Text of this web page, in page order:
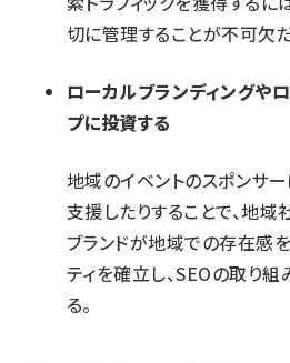
切に管理することが不可欠だ
ローカルブランディングや
プに投資する
地域のイベントのスポンサ
支援したりすることで、地域
ブランドが地域での存在感
ティを確立し、SEOの取り
る。